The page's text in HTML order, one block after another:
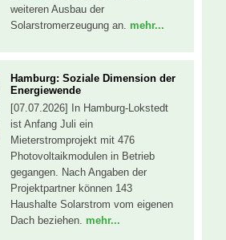
weiteren Ausbau der
Solarstromerzeugung an. mehr...
Hamburg: Soziale Dimension der
Energiewende
[07.07.2026] In Hamburg-Lokstedt
ist Anfang Juli ein
Mieterstromprojekt mit 476
Photovoltaikmodulen in Betrieb
gegangen. Nach Angaben der
Projektpartner können 143
Haushalte Solarstrom vom eigenen
Dach beziehen. mehr...